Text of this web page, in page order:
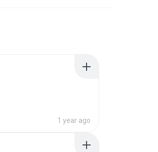
1 year ago